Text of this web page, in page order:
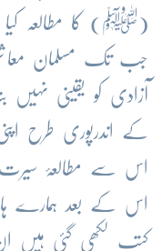
(ﷺ) کا مطالعہ کیا
جب تک مسلمان
آزادی کو یقینی
کے اندرپوری طرح
اس سے مطالعۂ
اس کے بعد ہمارے
کتب لکھی گئی ہیں